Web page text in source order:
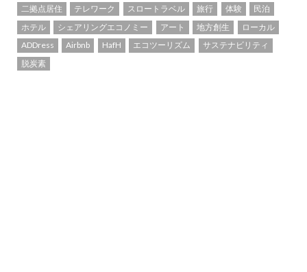
二拠点居住
テレワーク スロートラベル 旅行 体験
民泊
ホテル
シェアリングエコノミー アート 地方創生
ローカル
ADDress
Airbnb HafH エコツーリズム
サステナビリティ
脱炭素